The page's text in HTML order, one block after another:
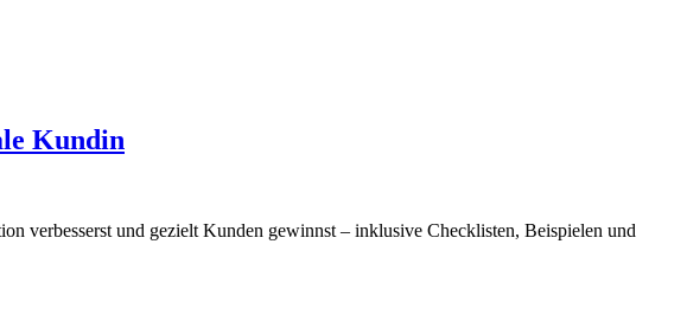
Kundin
verbesserst und gezielt Kunden gewinnst – inklusive Checklisten, Beispielen und